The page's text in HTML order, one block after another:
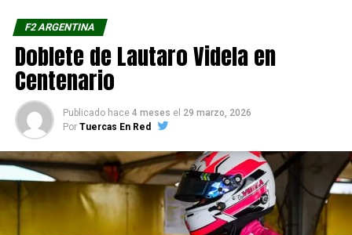
F2 ARGENTINA
Doblete de Lautaro Videla en
Centenario
Publicado hace 4 meses el 29 marzo, 2026
Por Tuercas En Red